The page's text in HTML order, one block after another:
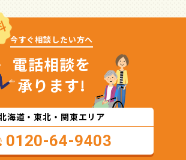
今すぐ相談したい方へ
電話相談を
承ります!
海道・東北・関東エリア
0120-64-9403